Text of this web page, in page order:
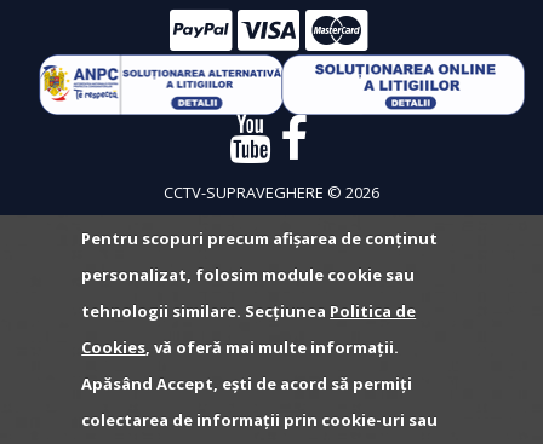
CCTV-SUPRAVEGHERE © 2026
Pentru scopuri precum afișarea de conținut
personalizat, folosim module cookie sau
tehnologii similare. Secțiunea Politica de
Cookies, vă oferă mai multe informații.
Apăsând Accept, ești de acord să permiți
colectarea de informații prin cookie-uri sau